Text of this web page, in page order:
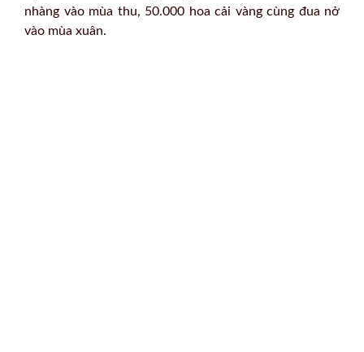
nhàng vào mùa thu, 50.000 hoa cải vàng cùng đua nở
vào mùa xuân.